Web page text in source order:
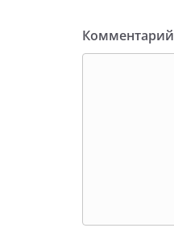
Комментарий